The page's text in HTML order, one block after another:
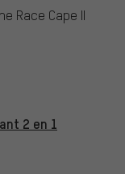
Race Cape II
2 en 1